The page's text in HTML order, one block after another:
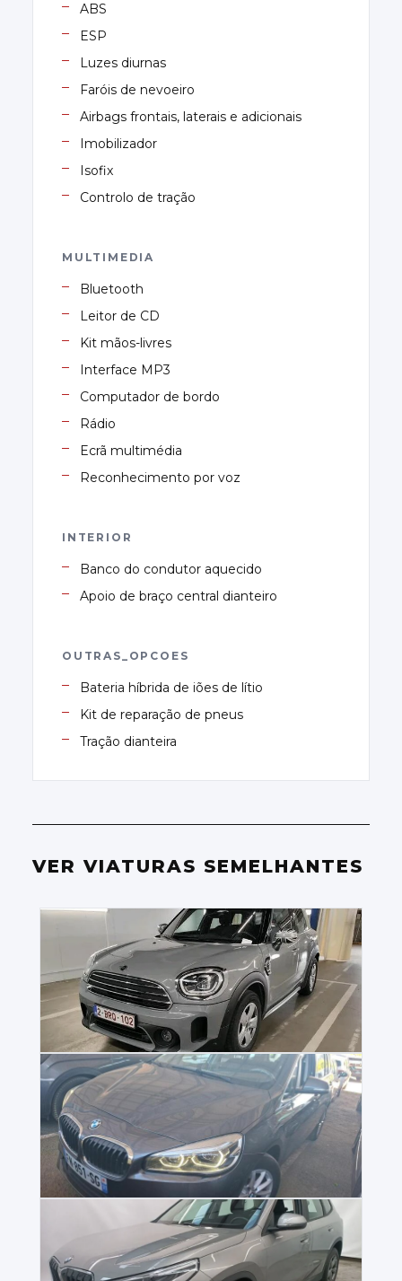
ABS
ESP
Luzes diurnas
Faróis de nevoeiro
Airbags frontais, laterais e adicionais
Imobilizador
Isofix
Controlo de tração
MULTIMEDIA
Bluetooth
Leitor de CD
Kit mãos-livres
Interface MP3
Computador de bordo
Rádio
Ecrã multimédia
Reconhecimento por voz
INTERIOR
Banco do condutor aquecido
Apoio de braço central dianteiro
OUTRAS_OPCOES
Bateria híbrida de iões de lítio
Kit de reparação de pneus
Tração dianteira
VER VIATURAS SEMELHANTES